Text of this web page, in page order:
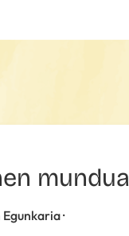
mundua
Egunkaria ·